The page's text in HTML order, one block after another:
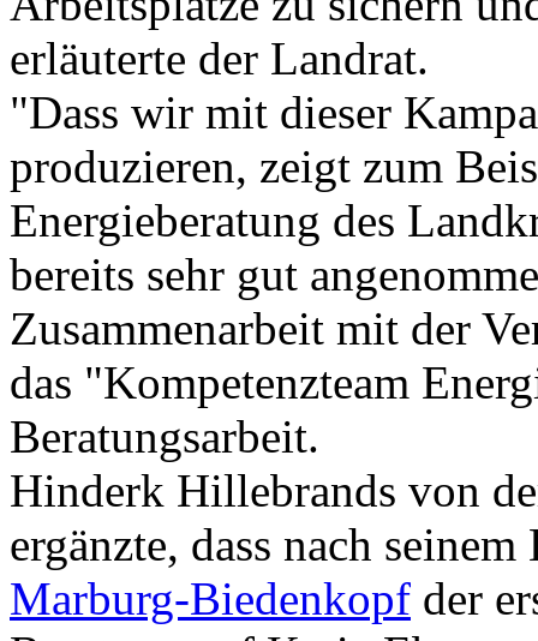
erläuterte der Landrat.
"Dass wir mit dieser
produzieren, zeigt zum
Energieberatung des
bereits sehr gut
Zusammenarbeit mit der
das "Kompetenzteam
Beratungsarbeit.
Hinderk Hillebrands von
ergänzte, dass nach
Marburg-Biedenkopf der